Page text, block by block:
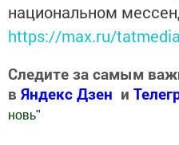
национальном
https://max.ru/tatmedia
Следите за самым
в Яндекс Дзен и
новь"